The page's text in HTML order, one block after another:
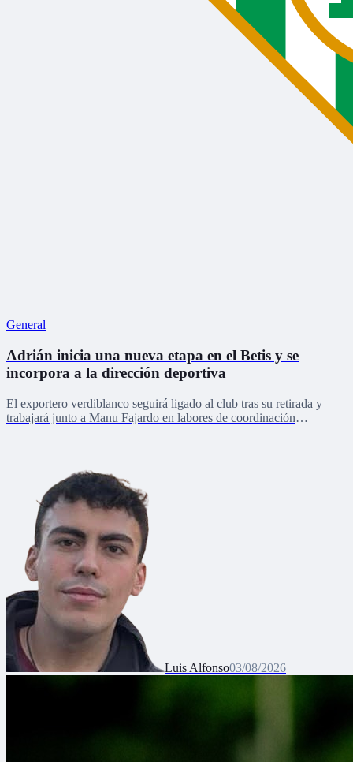
General
Adrián inicia una nueva etapa en el Betis y se
incorpora a la dirección deportiva
El exportero verdiblanco seguirá ligado al club tras su retirada y
trabajará junto a Manu Fajardo en labores de coordinación
Luis Alfonso03/08/2026